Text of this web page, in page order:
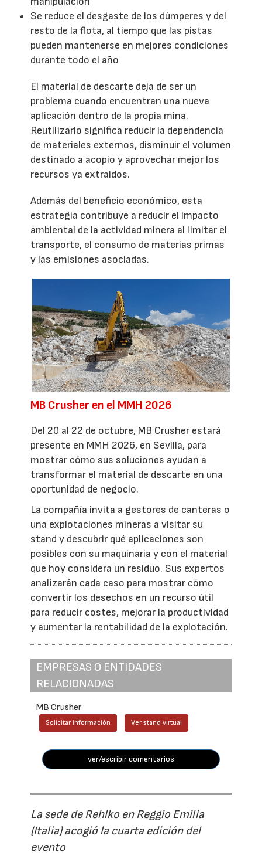
Se reduce el desgaste de los dúmperes y del
resto de la flota, al tiempo que las pistas
pueden mantenerse en mejores condiciones
durante todo el año
El material de descarte deja de ser un
problema cuando encuentran una nueva
aplicación dentro de la propia mina.
Reutilizarlo significa reducir la dependencia
de materiales externos, disminuir el volumen
destinado a acopio y aprovechar mejor los
recursos ya extraídos.
Además del beneficio económico, esta
estrategia contribuye a reducir el impacto
ambiental de la actividad minera al limitar el
transporte, el consumo de materias primas
y las emisiones asociadas.
MB Crusher en el MMH 2026
Del 20 al 22 de octubre, MB Crusher estará
presente en MMH 2026, en Sevilla, para
mostrar cómo sus soluciones ayudan a
transformar el material de descarte en una
oportunidad de negocio.
La compañía invita a gestores de canteras o
una explotaciones mineras a visitar su
stand y descubrir qué aplicaciones son
posibles con su maquinaria y con el material
que hoy considera un residuo. Sus expertos
analizarán cada caso para mostrar cómo
convertir los desechos en un recurso útil
para reducir costes, mejorar la productividad
y aumentar la rentabilidad de la explotación.
EMPRESAS O ENTIDADES
RELACIONADAS
MB Crusher
Solicitar información Ver stand virtual
ver/escribir comentarios
La sede de Rehlko en Reggio Emilia
(Italia) acogió la cuarta edición del
evento